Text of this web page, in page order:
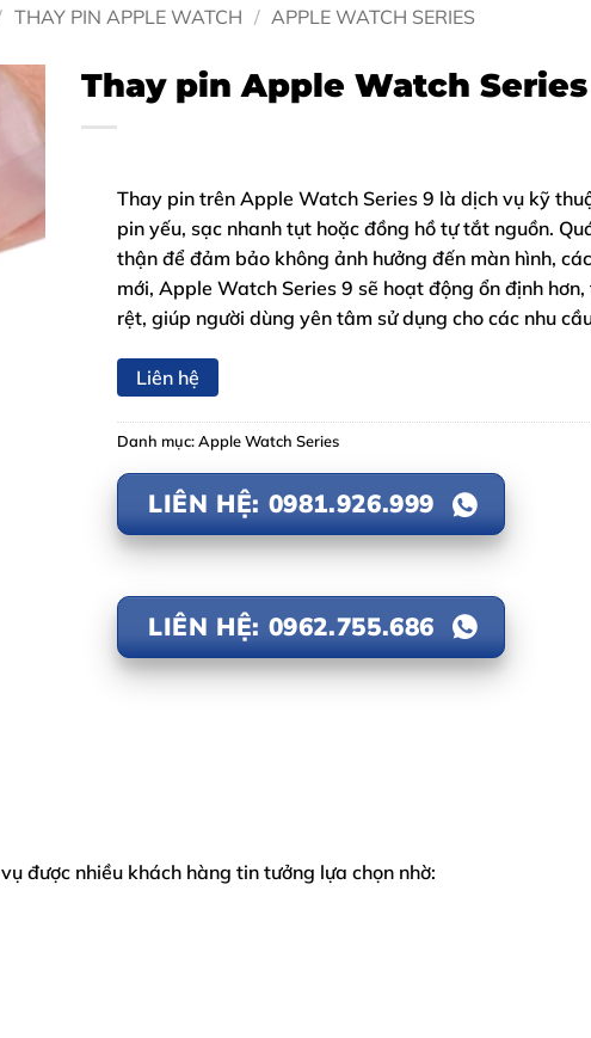
THAY PIN APPLE WATCH / APPLE WATCH SERIES
Thay pin Apple Watch
Thay pin trên Apple Watch Series 9 là dịch vụ kỹ
pin yếu, sạc nhanh tụt hoặc đồng hồ tự tắt nguồn.
thận để đảm bảo không ảnh hưởng đến màn hình,
mới, Apple Watch Series 9 sẽ hoạt động ổn định
rệt, giúp người dùng yên tâm sử dụng cho các nhu
Liên hệ
Danh mục:Apple Watch Series
LIÊN HỆ: 0981.926.999
LIÊN HỆ: 0962.755.686
được nhiều khách hàng tin tưởng lựa chọn nhờ: